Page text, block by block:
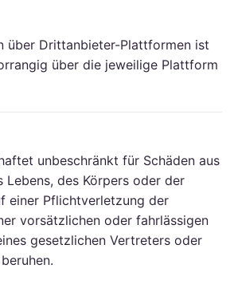
über Drittanbieter-Plattformen ist
über die jeweilige Plattform
unbeschränkt für Schäden aus
Lebens, des Körpers oder der
einer Pflichtverletzung der
vorsätzlichen oder fahrlässigen
gesetzlichen Vertreters oder